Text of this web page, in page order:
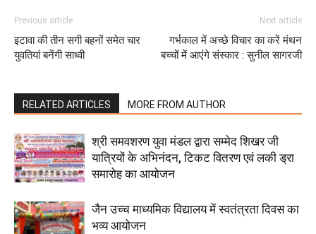
Previous article
इटावा की तीन सगी बहनों समेत चार
युवतियां बनेंगी साध्वी
Next article
गर्भकाल में अच्छे विचार का करें मंथन
बच्चों में आएंगे संस्कार : सुनील सागरजी
RELATED ARTICLES MORE FROM AUTHOR
श्री समवशरण युवा मंडल द्वारा सम्मेद शिखर जी
यात्रियों के अभिनंदन, टिकट वितरण एवं लकी ड्रा
समारोह का आयोजन
जैन उच्च माध्यमिक विद्यालय में स्वतंत्रता दिवस का
भव्य आयोजन